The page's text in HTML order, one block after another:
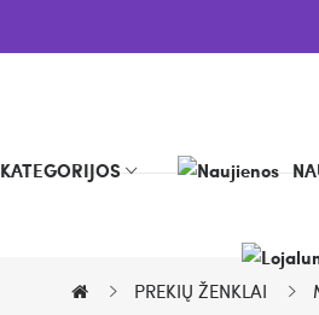
KATEGORIJOS
PREKIŲ ŽENKLAI